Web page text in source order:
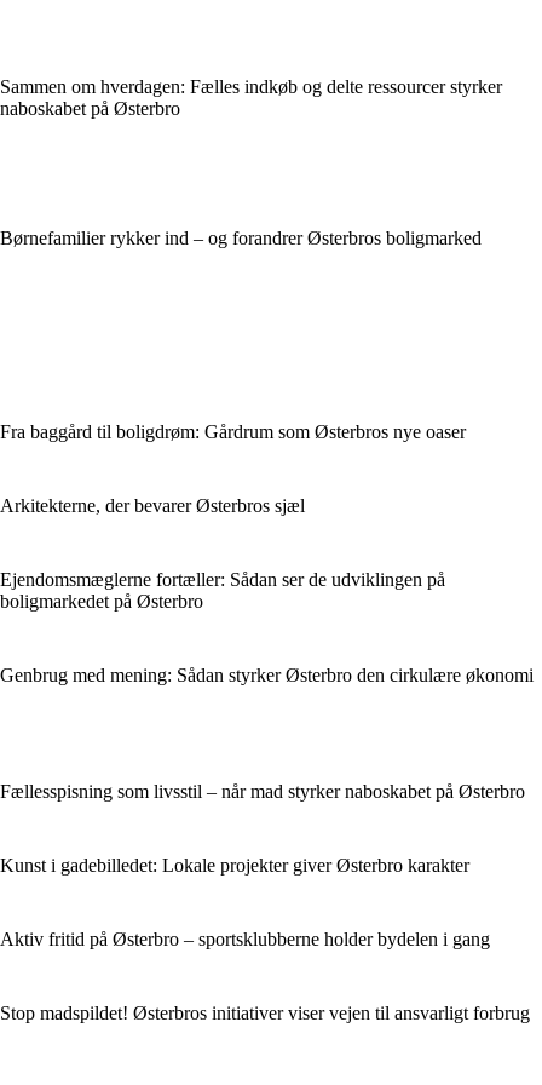
Sammen om hverdagen: Fælles indkøb og delte ressourcer styrker
naboskabet på Østerbro
Børnefamilier rykker ind – og forandrer Østerbros boligmarked
Fra baggård til boligdrøm: Gårdrum som Østerbros nye oaser
Arkitekterne, der bevarer Østerbros sjæl
Ejendomsmæglerne fortæller: Sådan ser de udviklingen på
boligmarkedet på Østerbro
Genbrug med mening: Sådan styrker Østerbro den cirkulære økonomi
Fællesspisning som livsstil – når mad styrker naboskabet på Østerbro
Kunst i gadebilledet: Lokale projekter giver Østerbro karakter
Aktiv fritid på Østerbro – sportsklubberne holder bydelen i gang
Stop madspildet! Østerbros initiativer viser vejen til ansvarligt forbrug